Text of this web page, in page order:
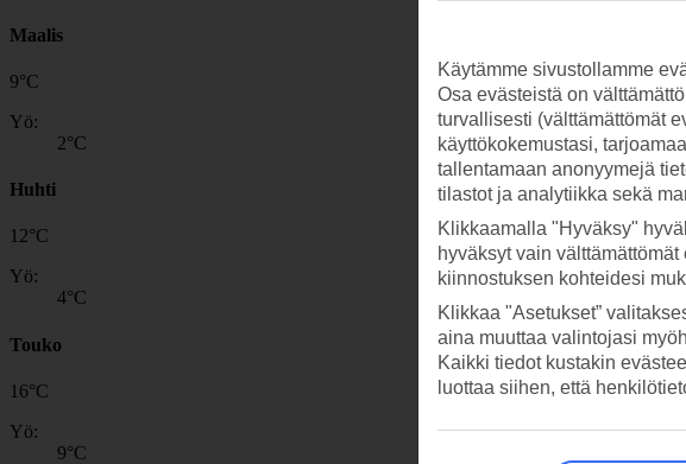
Maalis
9°C
Yö:
2°C
Huhti
12°C
Yö:
4°C
Touko
16°C
Yö:
9°C
Käytämme sivustollamme
Osa evästeistä on
turvallisesti (välttämättömät
käyttökokemustasi,
tallentamaan anonyymejä
tilastot ja analytiikka sekä
Klikkaamalla "Hyväksy"
hyväksyt vain
kiinnostuksen kohteidesi
Klikkaa "Asetukset”
aina muuttaa valintojasi
Kaikki tiedot kustakin
luottaa siihen, että